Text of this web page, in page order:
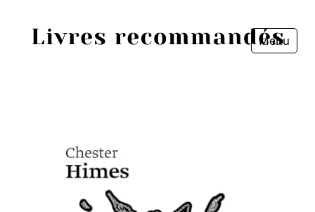
Menu
Sources
Personnes
Fermer